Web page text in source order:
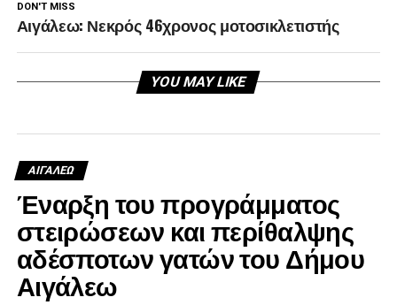
DON'T MISS
Αιγάλεω: Νεκρός 46χρονος μοτοσικλετιστής
YOU MAY LIKE
ΑΙΓΑΛΕΩ
Έναρξη του προγράμματος
στειρώσεων και περίθαλψης
αδέσποτων γατών του Δήμου
Αιγάλεω